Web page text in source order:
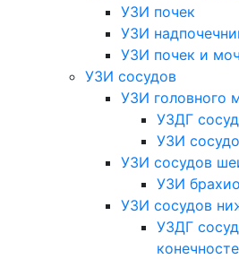
УЗИ почек
УЗИ
УЗИ почек и
УЗИ сосудов
УЗИ головного
УЗДГ
УЗИ
УЗИ сосудов
УЗИ
УЗИ сосудов
УЗДГ